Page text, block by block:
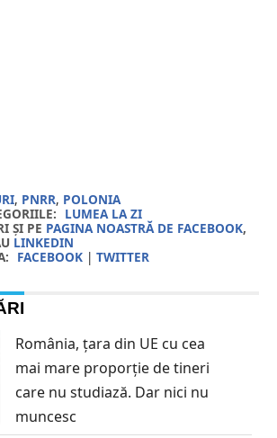
, PNRR, POLONIA
LUMEA LA ZI
ȘI PE PAGINA NOASTRĂ DE FACEBOOK,
LINKEDIN
FACEBOOK| TWITTER
România, țara din UE cu cea
mai mare proporție de tineri
care nu studiază. Dar nici nu
muncesc